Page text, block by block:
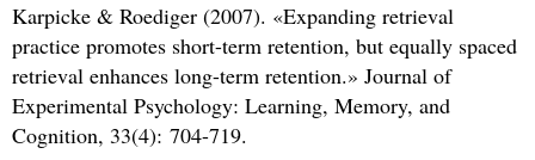
Karpicke & Roediger (2007). «Expanding retrieval
practice promotes short-term retention, but equally spaced
retrieval enhances long-term retention.» Journal of
Experimental Psychology: Learning, Memory, and
Cognition, 33(4): 704-719.